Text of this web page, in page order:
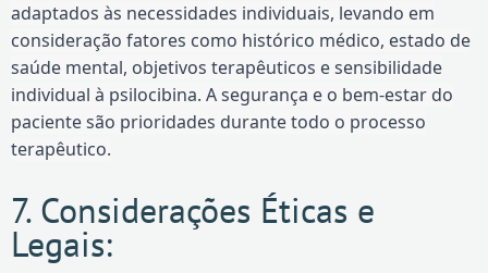
adaptados às necessidades individuais, levando em
consideração fatores como histórico médico, estado de
saúde mental, objetivos terapêuticos e sensibilidade
individual à psilocibina. A segurança e o bem-estar do
paciente são prioridades durante todo o processo
terapêutico.
7. Considerações Éticas e
Legais: